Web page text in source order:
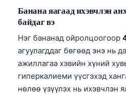
Банана яагаад ихэвчлэн
байдаг вэ
Нэг бананад ойролцоогоор
агуулагддаг бөгөөд энэ нь
ажиллагаа хэвийн хүний
гиперкалиеми үүсгэхэд
нөлөө үзүүлэх нь ихэвчлэн
Slovenščina
Magyar
Shqip
বাংলা
اردو